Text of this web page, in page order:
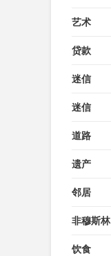
艺术
贷款
迷信
迷信
道路
遗产
邻居
非穆斯林
饮食